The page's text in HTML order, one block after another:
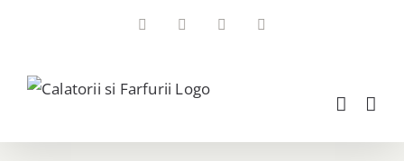
FacebookInstagramYouTubeEmail